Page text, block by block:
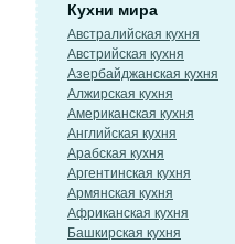
Кухни мира
Австралийская кухня
Австрийская кухня
Азербайджанская кухня
Алжирская кухня
Американская кухня
Английская кухня
Арабская кухня
Аргентинская кухня
Армянская кухня
Африканская кухня
Башкирская кухня